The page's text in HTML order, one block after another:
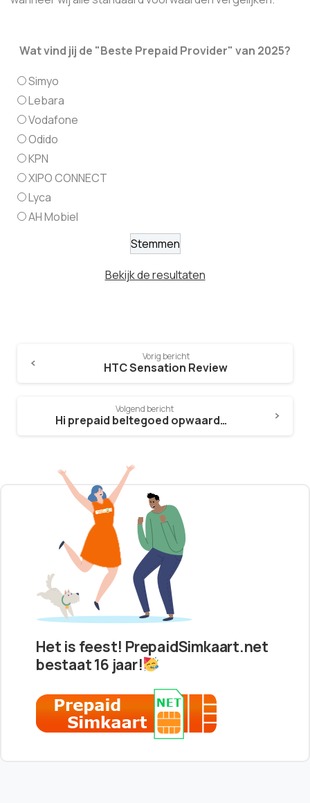
Wat vind jij de "Beste Prepaid Provider" van 2025?
Simyo
Lebara
Vodafone
Odido
KPN
XIPO CONNECT
Lyca
AH Mobiel
Bekijk de resultaten
Vorig bericht
HTC Sensation Review
Volgend bericht
Hi prepaid beltegoed opwaarderen
Het is feest! PrepaidSimkaart.net
bestaat 16 jaar!